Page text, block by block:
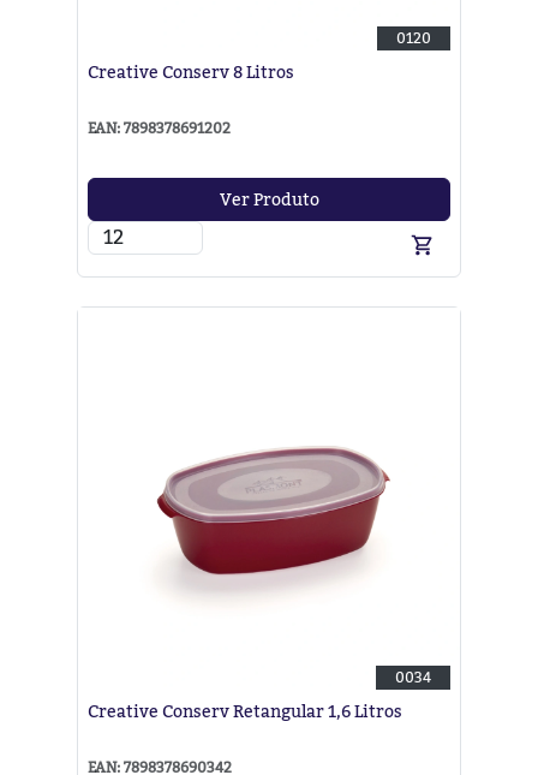
0120
Creative Conserv 8 Litros
EAN: 7898378691202
Ver Produto
0034
Creative Conserv Retangular 1,6 Litros
EAN: 7898378690342